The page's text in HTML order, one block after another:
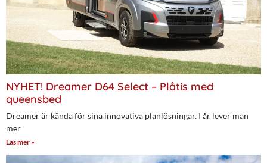
NYHET! Dreamer D64 Select – Plåtis med
queensbed
Dreamer är kända för sina innovativa planlösningar. I år lever man
mer
Läs mer »